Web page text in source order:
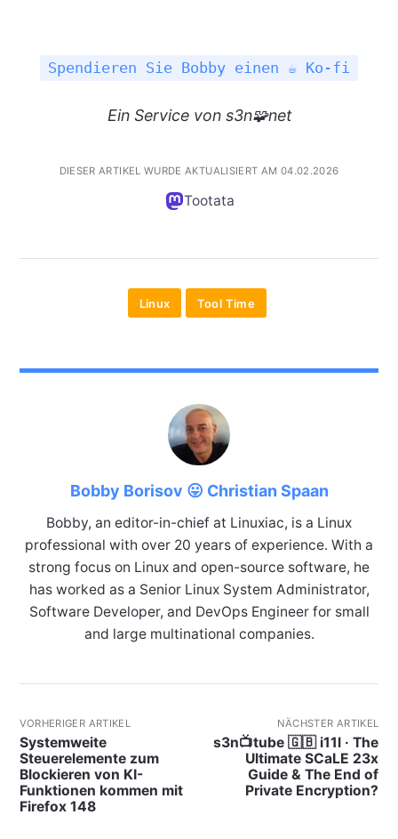
Spendieren Sie Bobby einen ☕ Ko-fi
Ein Servicevon s3n🧩net
DIESER ARTIKEL WURDE AKTUALISIERT AM 04.02.2026
Tootata
Linux Tool Time
Bobby Borisov 😛 Christian Spaan
Bobby, an editor-in-chief at Linuxiac, is a Linux
professional with over 20 years of experience. With a
strong focus on Linux and open-source software, he
has worked as a Senior Linux System Administrator,
Software Developer, and DevOps Engineer for small
and large multinational companies.
VORHERIGER ARTIKEL
Systemweite
Steuerelemente zum
Blockieren von KI-
Funktionen kommen mit
Firefox 148
NÄCHSTER ARTIKEL
s3n📺tube 🇬🇧 i11l · The
Ultimate SCaLE 23x
Guide & The End of
Private Encryption?